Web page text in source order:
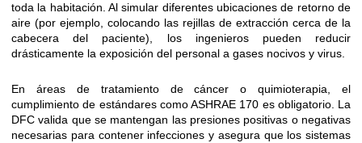
toda la habitación. Al simular diferentes ubicaciones de retorno de
aire (por ejemplo, colocando las rejillas de extracción cerca de la
cabecera del paciente), los ingenieros pueden reducir
drásticamente la exposición del personal a gases nocivos y virus.
En áreas de tratamiento de cáncer o quimioterapia, el
cumplimiento de estándares como ASHRAE 170 es obligatorio. La
DFC valida que se mantengan las presiones positivas o negativas
necesarias para contener infecciones y asegura que los sistemas